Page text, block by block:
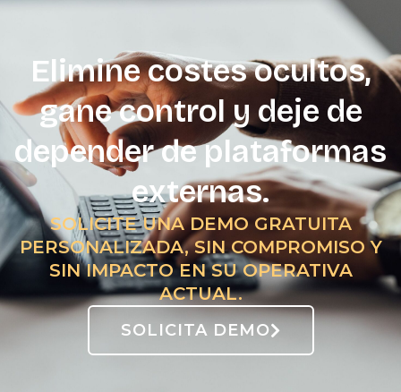
Elimine costes ocultos,
gane control y deje de
depender de plataformas
externas.
SOLICITE UNA DEMO GRATUITA
PERSONALIZADA, SIN COMPROMISO Y
SIN IMPACTO EN SU OPERATIVA
ACTUAL.
SOLICITA DEMO